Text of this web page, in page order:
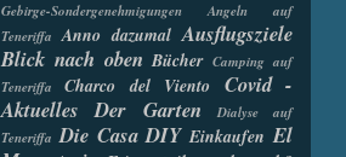
Gebirge-Sondergenehmigungen
Angeln auf
Teneriffa Anno dazumal Ausflugsziele
Blick nach oben Bücher Camping auf
Teneriffa
Charco del Viento
Covid -
Aktuelles
Der Garten
Dialyse auf
Teneriffa Die Casa DIY Einkaufen El